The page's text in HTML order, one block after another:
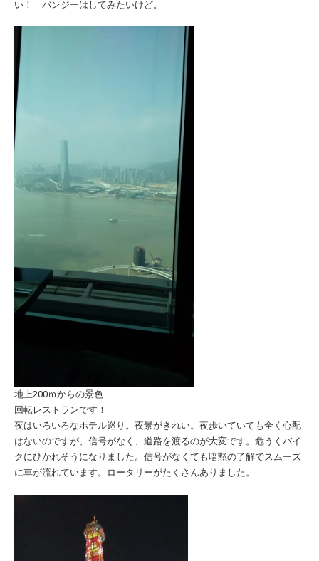
い！ バンジーはしてみたいけど。
地上200ｍからの景色
回転レストランです！
夜はいろいろなホテル巡り。夜景がきれい。夜歩いていても全く心配
はないのですが、信号がなく、道路を渡るのが大変です。危うくバイ
クにひかれそうになりました。信号がなくても暗黙の了解でスムーズ
に車が流れています。ロータリーがたくさんありました。